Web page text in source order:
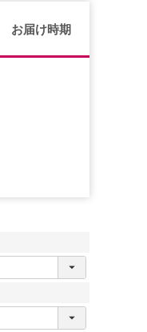
お届け時期